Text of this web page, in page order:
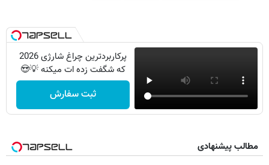
پرکاربردترین چراغ شارژی 2026
که شگفت زده ات میکنه 💡😍
ثبت سفارش
مطالب پیشنهادی